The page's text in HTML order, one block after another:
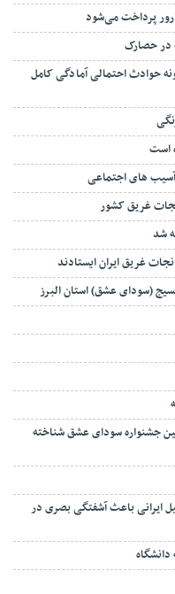
در حصارک
حوادث احتمالی آمادگی کامل
است
های اجتماعی
نجات غریق کشور
شد
غریق ایران ایستادند
(سودای عشق) استان البرز
جشنواره سودای عشق شناخته
ایرانی باعث آشفتگی بصری در